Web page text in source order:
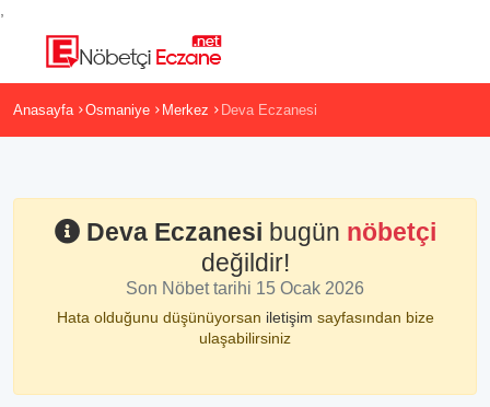
Anasayfa Osmaniye Merkez Deva Eczanesi
Deva Eczanesi bugün nöbetçi
değildir!
Son Nöbet tarihi 15 Ocak 2026
Hata olduğunu düşünüyorsan iletişim sayfasından bize
ulaşabilirsiniz